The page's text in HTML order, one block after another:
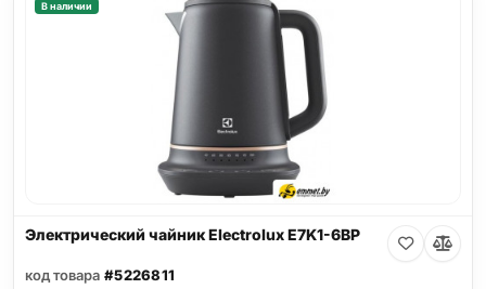
В наличии
Электрический чайник Electrolux E7K1-6BP
код товара #5226811